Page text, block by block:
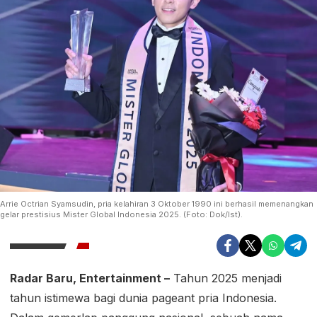
Arrie Octrian Syamsudin, pria kelahiran 3 Oktober 1990 ini berhasil memenangkan
gelar prestisius Mister Global Indonesia 2025. (Foto: Dok/Ist).
Radar Baru, Entertainment – Tahun 2025 menjadi
tahun istimewa bagi dunia pageant pria Indonesia.